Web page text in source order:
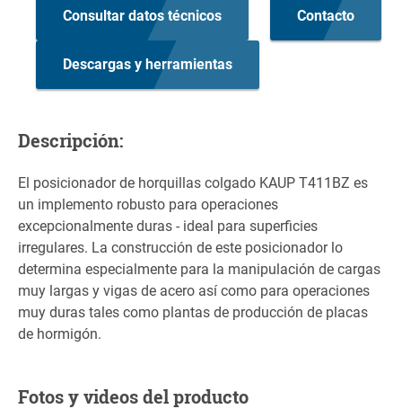
Consultar datos técnicos Contacto
Descargas y herramientas
Descripción:
El posicionador de horquillas colgado KAUP T411BZ es
un implemento robusto para operaciones
excepcionalmente duras - ideal para superficies
irregulares. La construcción de este posicionador lo
determina especialmente para la manipulación de cargas
muy largas y vigas de acero así como para operaciones
muy duras tales como plantas de producción de placas
de hormigón.
Fotos y videos del producto